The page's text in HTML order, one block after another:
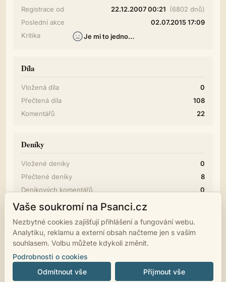
Registrace od 22.12.2007 00:21 (6802 dnů)
Poslední akce
02.07.2015 17:09
Kritika
Je mi to jedno…
Díla
Vložená díla
0
Přečtená díla
108
Komentářů
22
Deníky
Vložené deníky
0
Přečtené deníky
8
Deníkových komentářů
0
Diskuze
Příspěvků
Vaše soukromí na Psanci.cz
Nezbytné cookies zajišťují přihlášení a fungování webu.
Analytiku, reklamu a externí obsah načteme jen s vaším
souhlasem. Volbu můžete kdykoli změnit.
Podrobnosti o cookies
Odmítnout vše
Přijmout vše